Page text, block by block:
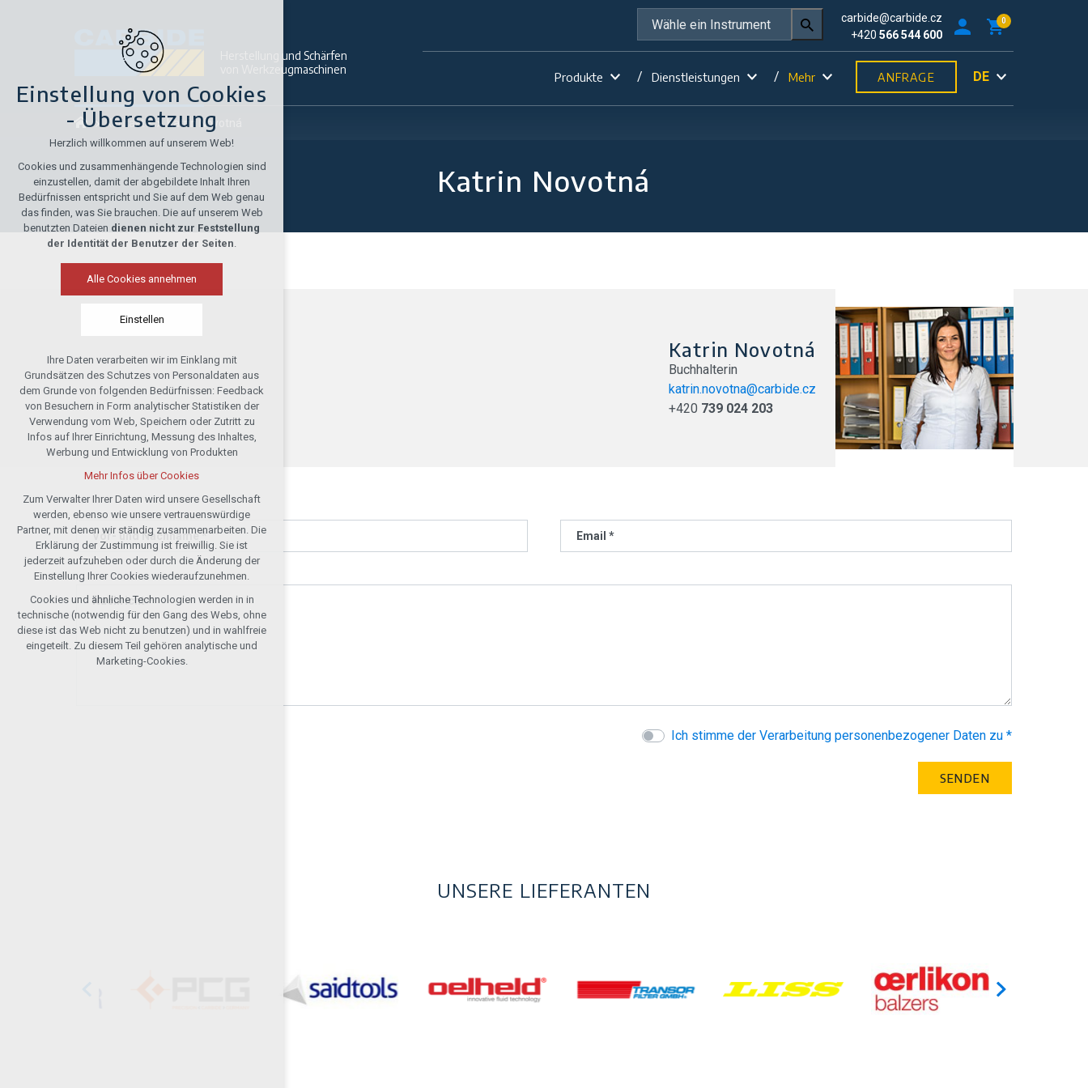
Herstellung und Schärfen
von Werkzeugmaschinen
carbide@carbide.cz
+420 566 544 600
0
Produkte Dienstleistungen Mehr ANFRAGE DE
Kontakte Katrin Novotná
Katrin Novotná
Katrin Novotná
Buchhalterin
katrin.novotna@carbide.cz
+420 739 024 203
Vor- und Nachname * Email *
Nachricht *
Ich stimme der Verarbeitung personenbezogener Daten zu *
UNSERE LIEFERANTEN
Einstellung von Cookies
- Übersetzung
Herzlich willkommen auf unserem Web!
Cookies und zusammenhängende Technologien sind
einzustellen, damit der abgebildete Inhalt Ihren
Bedürfnissen entspricht und Sie auf dem Web genau
das finden, was Sie brauchen. Die auf unserem Web
benutzten Dateien dienen nicht zur Feststellung
der Identität der Benutzer der Seiten.
Alle Cookies annehmen
Einstellen
Technische Cookies
notwendig für Webbetrieb
Festhalten des Kontextes der Seiten
(session): etwaige Anmeldungen, Wahlen
der Sprache u. ä.
Wahlfreie Cookies
analytische für die anonymisierte
Auswertung der Besucherzahl
Marketing-Cookies (Google, Seznam,
Facebook)
Mehr Infos über Cookies
Alle Cookies annehmen
Ablehnen optional
Ihre Daten verarbeiten wir im Einklang mit
Grundsätzen des Schutzes von Personaldaten aus
dem Grunde von folgenden Bedürfnissen: Feedback
von Besuchern in Form analytischer Statistiken der
Verwendung vom Web, Speichern oder Zutritt zu
Infos auf Ihrer Einrichtung, Messung des Inhaltes,
Werbung und Entwicklung von Produkten
Mehr Infos über Cookies
Zum Verwalter Ihrer Daten wird unsere Gesellschaft
werden, ebenso wie unsere vertrauenswürdige
Partner, mit denen wir ständig zusammenarbeiten. Die
Erklärung der Zustimmung ist freiwillig. Sie ist
jederzeit aufzuheben oder durch die Änderung der
Einstellung Ihrer Cookies wiederaufzunehmen.
Cookies und ähnliche Technologien werden in in
technische (notwendig für den Gang des Webs, ohne
diese ist das Web nicht zu benutzen) und in wahlfreie
eingeteilt. Zu diesem Teil gehören analytische und
Marketing-Cookies.